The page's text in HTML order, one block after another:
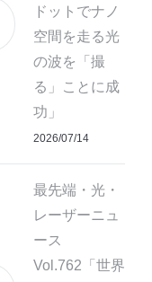
ドットでナノ
空間を走る光
の波を「撮
る」ことに成
功」
2026/07/14
最先端・光・
レーザーニュ
ース
Vol.762「世界